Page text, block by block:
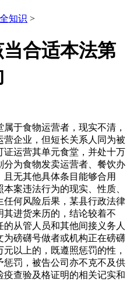
知识 >
合适本法第
于食物运营者，现实不清，
企业，但短长关系人同为被
运营其单元食堂，并处十万
为食物发卖运营者、餐饮办
无其他具体条目能够合用
案违法行为的现实、性质、
何风险后果，某县行政法律
其进货来历的，结论较着不
从管人员和其他间接义务人
为磅礴号做者或机构正在磅礴
以上的，既遵照惩罚的性，
罚，被告公司亦不克不及供
查验及格证明的相关记实和